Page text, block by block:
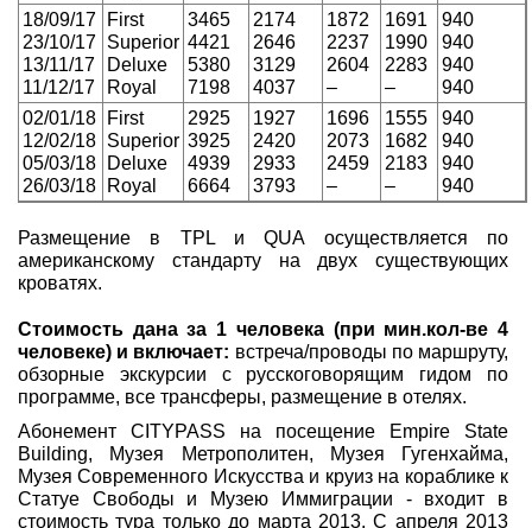
18/09/17
23/10/17
13/11/17
11/12/17
First
Superior
Deluxe
Royal
3465
4421
5380
7198
2174
2646
3129
4037
1872
2237
2604
–
1691
1990
2283
–
940
940
940
940
02/01/18
12/02/18
05/03/18
26/03/18
First
Superior
Deluxe
Royal
2925
3925
4939
6664
1927
2420
2933
3793
1696
2073
2459
–
1555
1682
2183
–
940
940
940
940
Размещение в TPL и QUA осуществляется по
американскому стандарту на двух существующих
кроватях.
Стоимость дана за 1 человека (при мин.кол-ве 4
человеке) и включает: встреча/проводы по маршруту,
обзорные экскурсии с русскоговорящим гидом по
программе, все трансферы, размещение в отелях.
Абонемент CITYPASS на посещение Empire State
Building, Музея Метрополитен, Музея Гугенхайма,
Музея Современного Искусства и круиз на кораблике к
Статуе Свободы и Музею Иммиграции - входит в
стоимость тура только до марта 2013. С апреля 2013